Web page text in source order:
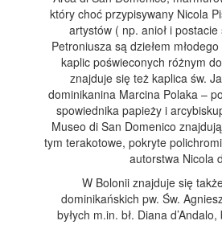
który choć przypisywany Nicola
artystów ( np. anioł i
Petroniusza są dziełem
kaplic poświeconych różnym
znajduje się też kaplica św.
dominikanina Marcina Polaka –
spowiednika papieży i
Museo di San Domenico
tym terakotowe, pokryte
autorstwa Nicola
W Bolonii znajduje się
dominikańskich pw. Św.
byłych m.in. bł. Diana